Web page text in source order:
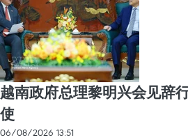
越南政府总理黎明兴会见辞
使
06/08/2026 13:51